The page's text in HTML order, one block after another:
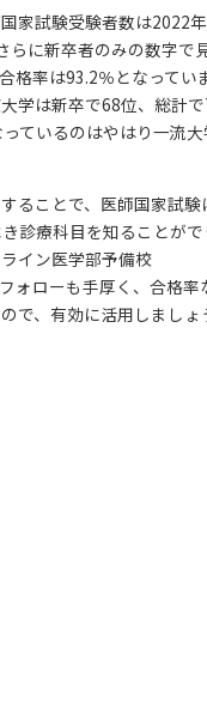
家試験受験者数は2022
らに新卒者のみの数字で
格率は93.2％となってい
学は新卒で68位、総計
ているのはやはり一流
ることで、医師国家試験
診療科目を知ることが
イン医学部予備校
ォローも手厚く、合格率
で、有効に活用しましょ